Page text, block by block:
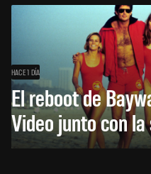
HACE 1 DÍA
El reboot de
Video junto con